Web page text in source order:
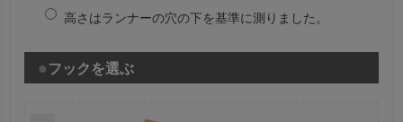
高さはランナーの穴の下を基準に測りました。
フックを選ぶ